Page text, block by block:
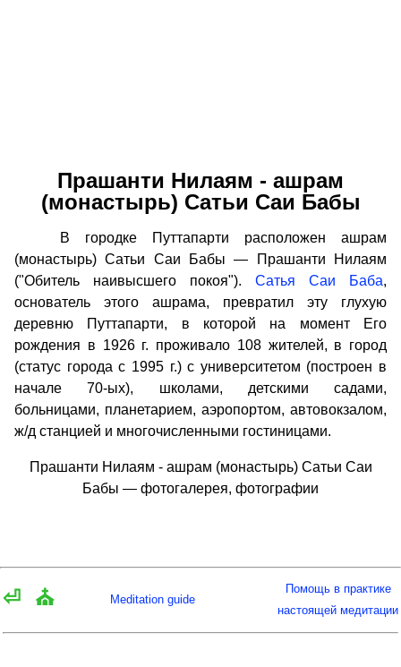
Прашанти Нилаям - ашрам
(монастырь) Сатьи Саи Бабы
В городке Путтапарти расположен ашрам
(монастырь) Сатьи Саи Бабы — Прашанти Нилаям
("Обитель наивысшего покоя"). Сатья Саи Баба,
основатель этого ашрама, превратил эту глухую
деревню Путтапарти, в которой на момент Его
рождения в 1926 г. проживало 108 жителей, в город
(статус города с 1995 г.) с университетом (построен в
начале 70-ых), школами, детскими садами,
больницами, планетарием, аэропортом, автовокзалом,
ж/д станцией и многочисленными гостиницами.
Прашанти Нилаям - ашрам (монастырь) Сатьи Саи
Бабы — фотогалерея, фотографии
⏎ ⛪ Meditation guide
Помощь в практике
настоящей медитации